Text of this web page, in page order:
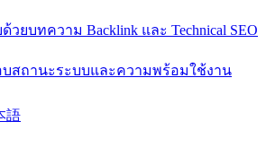
วยบทความ Backlink และ Technical SEO
บสถานะระบบและความพร้อมใช้งาน
語